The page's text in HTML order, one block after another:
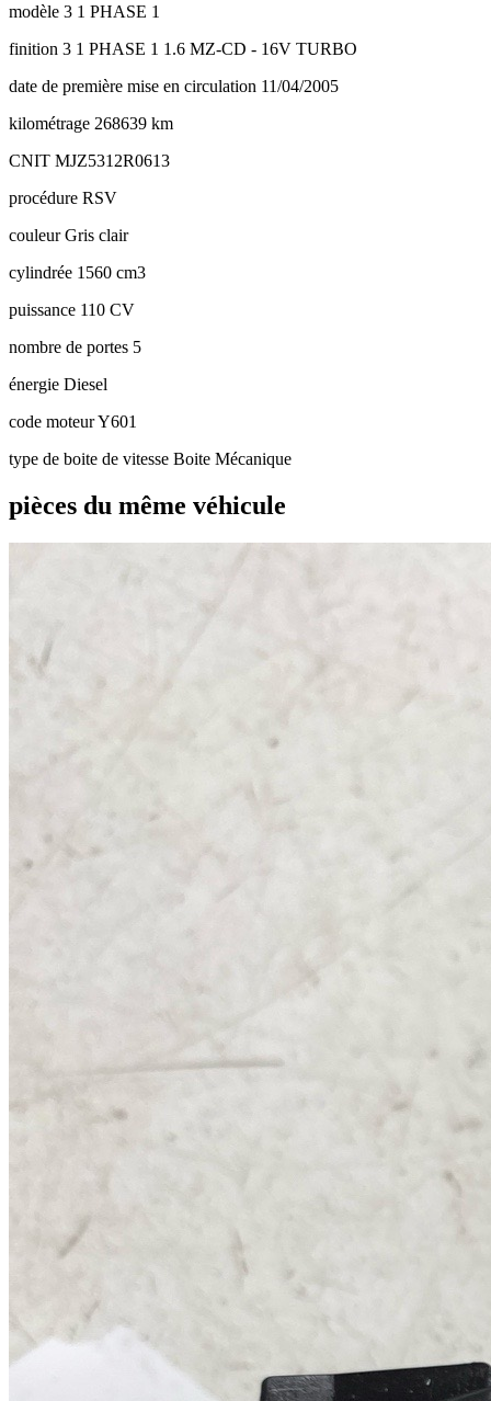
modèle 3 1 PHASE 1
finition 3 1 PHASE 1 1.6 MZ-CD - 16V TURBO
date de première mise en circulation 11/04/2005
kilométrage 268639 km
CNIT MJZ5312R0613
procédure RSV
couleurGris clair
cylindrée 1560 cm3
puissance 110 CV
nombre de portes 5
énergie Diesel
code moteurY601
type de boite de vitesse Boite Mécanique
pièces du même véhicule